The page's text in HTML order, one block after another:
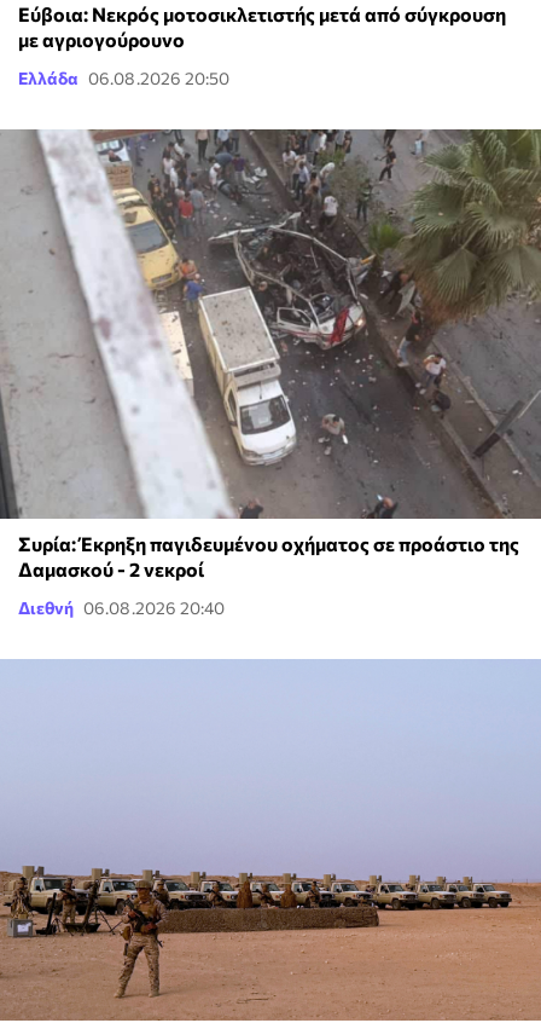
Εύβοια: Νεκρός μοτοσικλετιστής μετά από σύγκρουση
με αγριογούρουνο
Ελλάδα 06.08.2026 20:50
Συρία: Έκρηξη παγιδευμένου οχήματος σε προάστιο της
Δαμασκού - 2 νεκροί
Διεθνή 06.08.2026 20:40